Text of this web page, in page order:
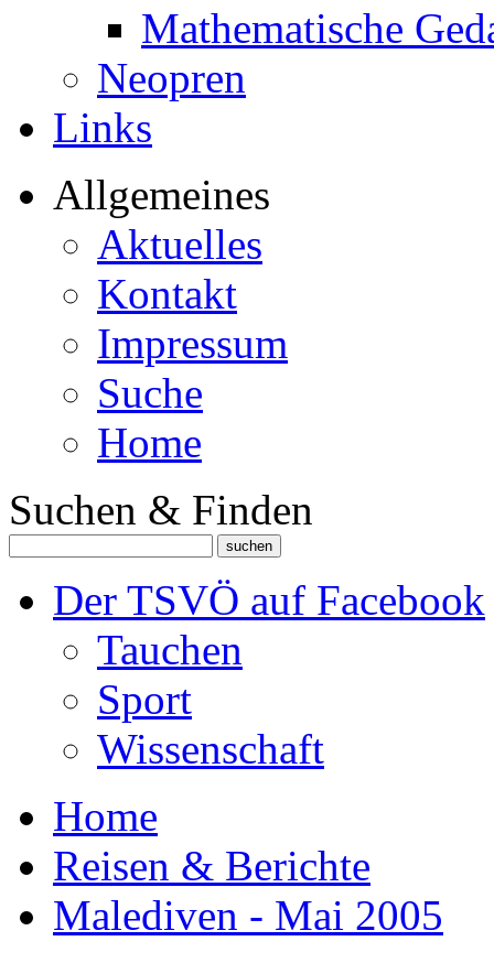
Mathematische
Neopren
Links
Allgemeines
Aktuelles
Kontakt
Impressum
Suche
Home
Suchen & Finden
Der TSVÖ auf Facebook
Tauchen
Sport
Wissenschaft
Home
Reisen & Berichte
Malediven - Mai 2005